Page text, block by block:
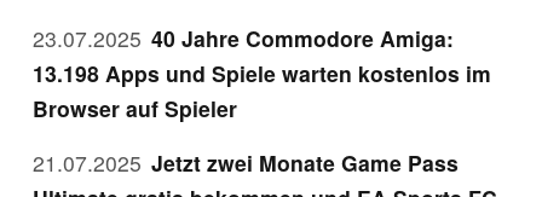
23.07.2025 40 Jahre Commodore Amiga:
13.198 Apps und Spiele warten kostenlos im
Browser auf Spieler
21.07.2025 Jetzt zwei Monate Game Pass